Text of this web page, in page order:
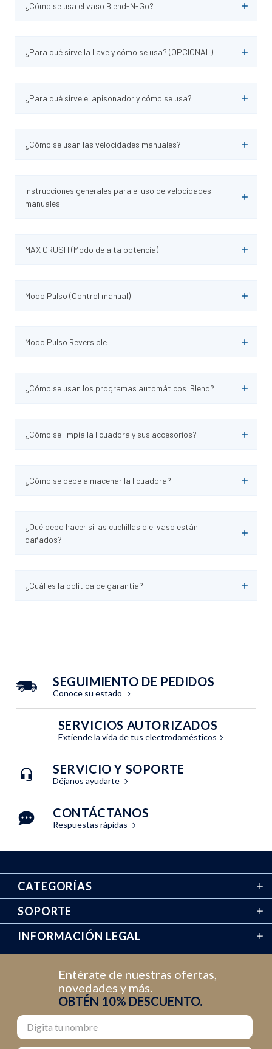
¿Cómo se usa el vaso Blend-N-Go?
¿Para qué sirve la llave y cómo se usa? (OPCIONAL)
¿Para qué sirve el apisonador y cómo se usa?
¿Cómo se usan las velocidades manuales?
Instrucciones generales para el uso de velocidades
manuales
MAX CRUSH (Modo de alta potencia)
Modo Pulso (Control manual)
Modo Pulso Reversible
¿Cómo se usan los programas automáticos iBlend?
¿Cómo se limpia la licuadora y sus accesorios?
¿Cómo se debe almacenar la licuadora?
¿Qué debo hacer si las cuchillas o el vaso están
dañados?
¿Cuál es la política de garantía?
SEGUIMIENTO DE PEDIDOS
Conoce su estado
SERVICIOS AUTORIZADOS
Extiende la vida de tus electrodomésticos
SERVICIO Y SOPORTE
Déjanos ayudarte
CONTÁCTANOS
Respuestas rápidas
CATEGORÍAS
SOPORTE
INFORMACIÓN LEGAL
Entérate de nuestras ofertas,
novedades y más.
OBTÉN 10% DESCUENTO.
Nombre